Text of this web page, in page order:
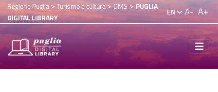
Regione Puglia> Turismo e cultura>DMS > PUGLIA
DIGITAL LIBRARY
EN A- A+